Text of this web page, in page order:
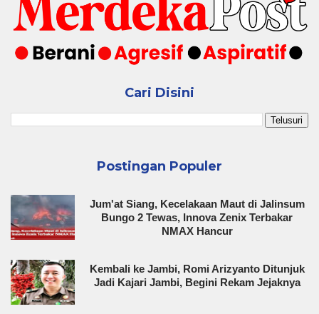
Cari Disini
Postingan Populer
Jum'at Siang, Kecelakaan Maut di Jalinsum
Bungo 2 Tewas, Innova Zenix Terbakar
NMAX Hancur
Kembali ke Jambi, Romi Arizyanto Ditunjuk
Jadi Kajari Jambi, Begini Rekam Jejaknya